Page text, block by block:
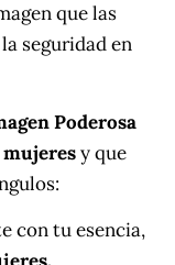
que las
seguridad en
Poderosa
mujeresy que
con tu esencia,